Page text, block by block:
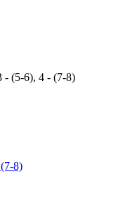
- (5-6), 4 - (7-8)
8)